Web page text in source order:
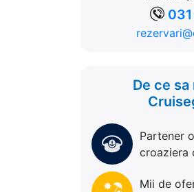
De ce
Partener
croaziera
Mii de